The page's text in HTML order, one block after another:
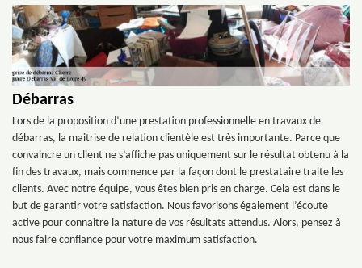
Débarras
Lors de la proposition d’une prestation professionnelle en travaux de
débarras, la maitrise de relation clientèle est très importante. Parce que
convaincre un client ne s’affiche pas uniquement sur le résultat obtenu à la
fin des travaux, mais commence par la façon dont le prestataire traite les
clients. Avec notre équipe, vous êtes bien pris en charge. Cela est dans le
but de garantir votre satisfaction. Nous favorisons également l’écoute
active pour connaitre la nature de vos résultats attendus. Alors, pensez à
nous faire confiance pour votre maximum satisfaction.